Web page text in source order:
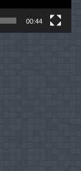
00:44